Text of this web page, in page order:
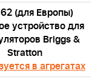
(для Европы)
устройство для
Briggs &
Stratton
в агрегатах